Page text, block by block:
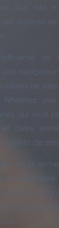
d’un site
des dizaines
vos
milliers de
N’hésitez
qui vous
d’être
variété de
de la
vous
en vous